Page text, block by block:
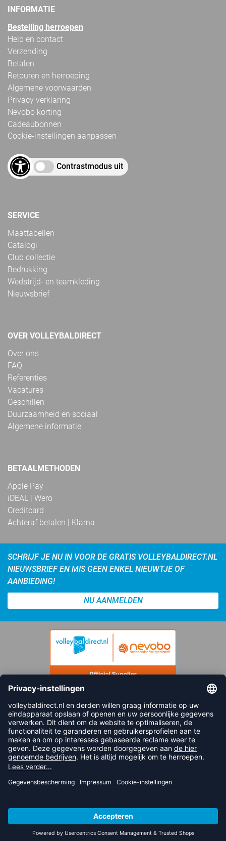
INFORMATIE
Bestelling herroepen
Help en contact
Verzending
Betalen
Retouren en herroeping
Algemene voorwaarden
Privacy verklaring
Nevobo korting
Cadeaubonnen
Cookie-instellingen aanpassen
Contrastmodus uit
SERVICE
Maattabellen
Catalogi
Club collectie
Bedrukking
Wedstrijd- en teamkleding
Nieuwsbrief
OVER VOLLEYBALDIRECT
Over ons
FAQ
Referenties
Vacatures
Geschillen
Duurzaamheid en sociaal
Algemene informatie
BETAALMETHODEN
Apple Pay
iDEAL | Wero
Creditcard
Achteraf betalen | Klarna
SCHRIJF JE NU IN VOOR DE GRATIS VOLLEYBALDIRECT.NL
NIEUWSBRIEF EN MIS GEEN ENKEL NIEUWTJE OF
AANBIEDING!
NU AANMELDEN
FOLLOW US